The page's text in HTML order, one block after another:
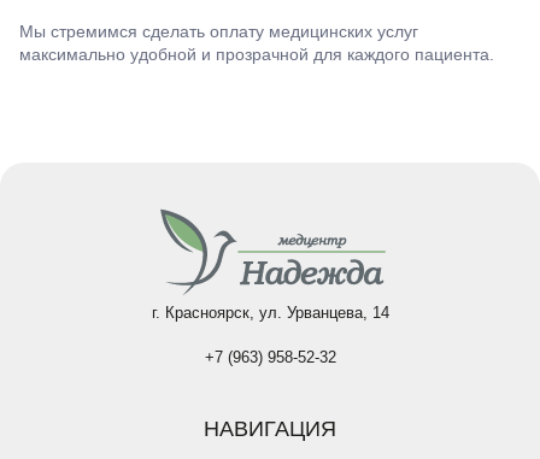
Мы стремимся сделать оплату медицинских услуг
максимально удобной и прозрачной для каждого пациента.
г. Красноярск, ул. Урванцева, 14
+7 (963) 958-52-32
НАВИГАЦИЯ